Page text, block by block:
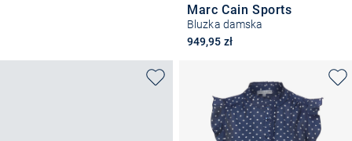
Marc Cain Sports
Bluzka damska
949,95 zł